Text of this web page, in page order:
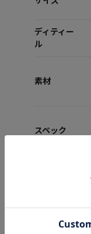
ディティー
ル
素材
スペック